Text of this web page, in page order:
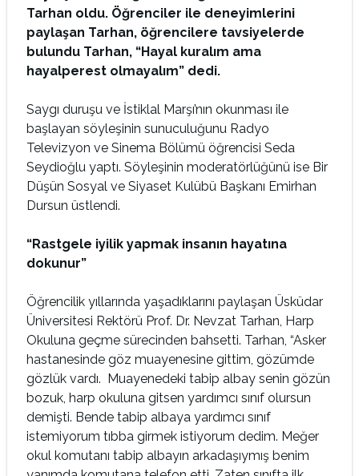
Tarhan oldu. Öğrenciler ile deneyimlerini
paylaşan Tarhan, öğrencilere tavsiyelerde
bulundu Tarhan, “Hayal kuralım ama
hayalperest olmayalım” dedi.
Saygı duruşu ve İstiklal Marşı’nın okunması ile
başlayan söyleşinin sunuculuğunu Radyo
Televizyon ve Sinema Bölümü öğrencisi Seda
Seydioğlu yaptı. Söyleşinin moderatörlüğünü ise Bir
Düşün Sosyal ve Siyaset Kulübü Başkanı Emirhan
Dursun üstlendi.
“Rastgele iyilik yapmak insanın hayatına
dokunur”
Öğrencilik yıllarında yaşadıklarını paylaşan Üsküdar
Üniversitesi Rektörü Prof. Dr. Nevzat Tarhan, Harp
Okuluna geçme sürecinden bahsetti. Tarhan, “Asker
hastanesinde göz muayenesine gittim, gözümde
gözlük vardı. Muayenedeki tabip albay senin gözün
bozuk, harp okuluna gitsen yardımcı sınıf olursun
demişti. Bende tabip albaya yardımcı sınıf
istemiyorum tıbba girmek istiyorum dedim. Meğer
okul komutanı tabip albayın arkadaşıymış benim